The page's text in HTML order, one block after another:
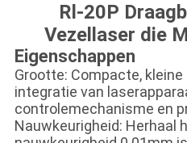
Rl-20P
Vezellaser die
Eigenschappen
Grootte: Compacte,
integratie van
controlemechanisme en
Nauwkeurigheid: Herhaal